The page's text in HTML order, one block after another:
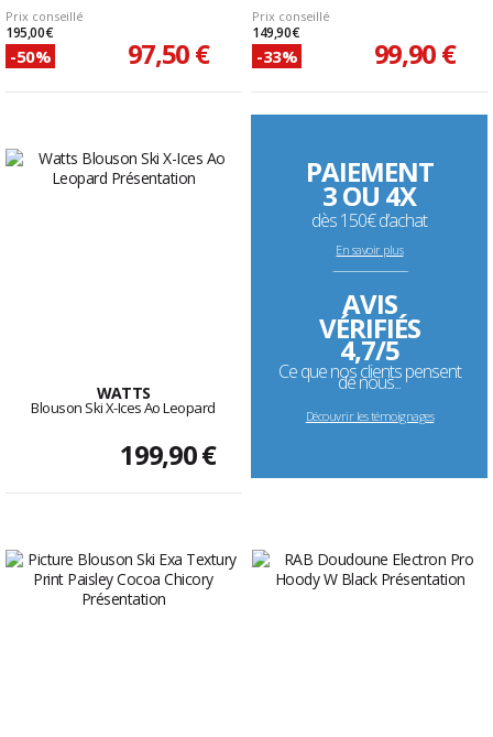
Prix conseillé
195,00 €
-50% 97,50 €
Prix conseillé
149,90 €
-33% 99,90 €
WATTS
Blouson Ski X-Ices Ao Leopard
199,90 €
PAIEMENT
3 OU 4X
dès 150€ d’achat
En savoir plus
--------------------------------------------------------------------
AVIS
VÉRIFIÉS
4,7/5
Ce que nos clients pensent
de nous...
Découvrir les témoignages